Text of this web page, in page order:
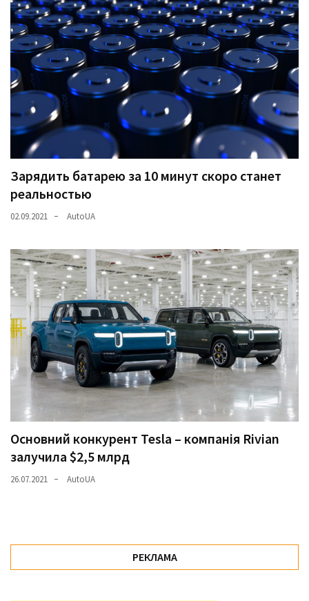
Зарядить батарею за 10 минут скоро станет
реальностью
02.09.2021 AutoUA
Основний конкурент Tesla – компанія Rivian
залучила $2,5 млрд
26.07.2021 AutoUA
РЕКЛАМА